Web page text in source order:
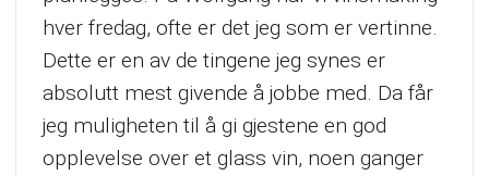
hver fredag, ofte er det jeg som er vertinne.
Dette er en av de tingene jeg synes er
absolutt mest givende å jobbe med. Da får
jeg muligheten til å gi gjestene en god
opplevelse over et glass vin, noen ganger